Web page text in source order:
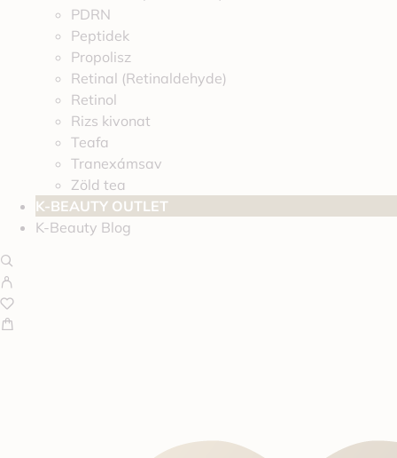
PDRN
Peptidek
Propolisz
Retinal (Retinaldehyde)
Retinol
Rizs kivonat
Teafa
Tranexámsav
Zöld tea
K-BEAUTY OUTLET
K-Beauty Blog